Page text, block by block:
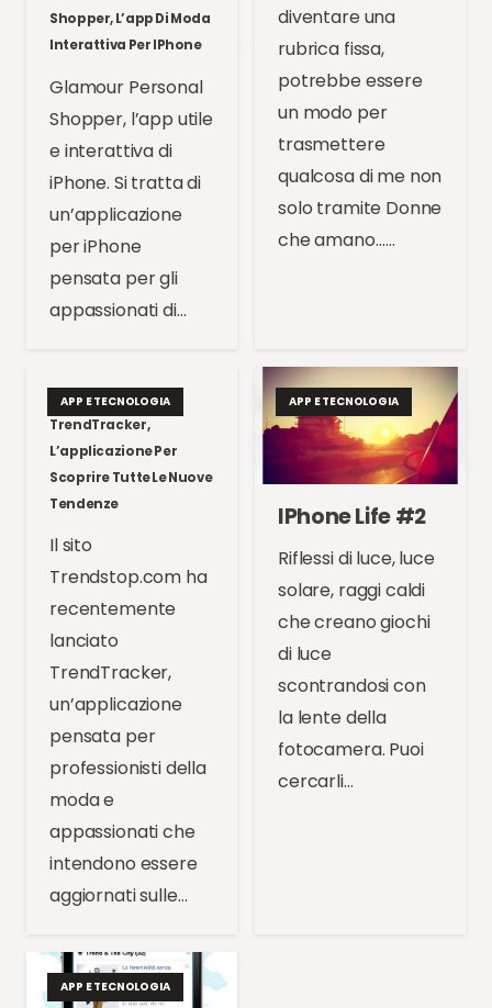
Shopper, L’app Di Moda
Interattiva Per IPhone
Glamour Personal
Shopper, l’app utile
e interattiva di
iPhone. Si tratta di
un’applicazione
per iPhone
pensata per gli
appassionati di…
diventare una
rubrica fissa,
potrebbe essere
un modo per
trasmettere
qualcosa di me non
solo tramite Donne
che amano……
APP E TECNOLOGIA
TECHNO//
TrendTracker,
L’applicazione Per
Scoprire Tutte Le Nuove
Tendenze
Il sito
Trendstop.com ha
recentemente
lanciato
TrendTracker,
un’applicazione
pensata per
professionisti della
moda e
appassionati che
intendono essere
aggiornati sulle…
APP E TECNOLOGIA
IPhone Life #2
Riflessi di luce, luce
solare, raggi caldi
che creano giochi
di luce
scontrandosi con
la lente della
fotocamera. Puoi
cercarli…
APP E TECNOLOGIA